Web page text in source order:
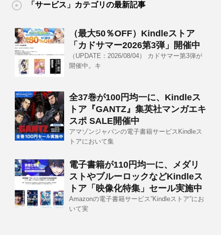
「サービス」カテゴリの最新記事
（最大50％OFF）Kindleストア
「カドサマー2026第3弾」開催中
（UPDATE：2026/08/04） カドサマー第3弾が
開催中。キ
全37巻が100円均一に、Kindleス
トア『GANTZ』集英社マンガエキ
スポ SALE開催中
アマゾンジャパンの電子書籍サービスKindleス
トアにおいて集
電子書籍が110円均一に、メダリ
ストやブルーロックなどKindleス
トア「映像化特集」セール実施中
Amazonの電子書籍サービス”Kindleストア”にお
いて実